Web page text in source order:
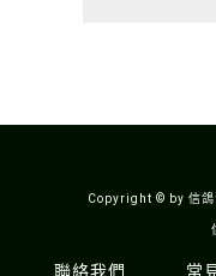
Copyright © by 信
聯絡我們 常